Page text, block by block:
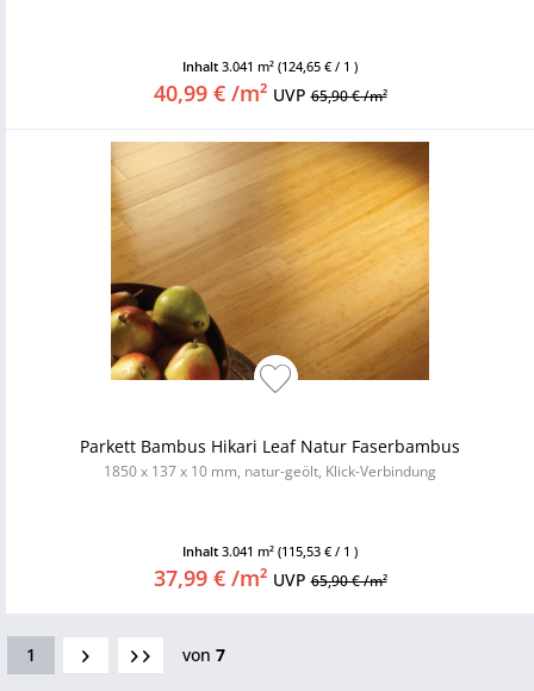
Inhalt 3.041 m² (124,65 € / 1 )
40,99 € /m² UVP65,90 € /m²
Parkett Bambus Hikari Leaf Natur Faserbambus
1850 x 137 x 10 mm, natur-geölt, Klick-Verbindung
Inhalt 3.041 m² (115,53 € / 1 )
37,99 € /m² UVP65,90 € /m²
1 von 7